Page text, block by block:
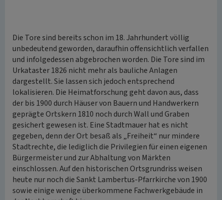
Die Tore sind bereits schon im 18. Jahrhundert völlig
unbedeutend geworden, daraufhin offensichtlich verfallen
und infolgedessen abgebrochen worden. Die Tore sind im
Urkataster 1826 nicht mehr als bauliche Anlagen
dargestellt. Sie lassen sich jedoch entsprechend
lokalisieren. Die Heimatforschung geht davon aus, dass
der bis 1900 durch Häuser von Bauern und Handwerkern
geprägte Ortskern 1810 noch durch Wall und Graben
gesichert gewesen ist. Eine Stadtmauer hat es nicht
gegeben, denn der Ort besaß als „Freiheit“ nur mindere
Stadtrechte, die lediglich die Privilegien für einen eigenen
Bürgermeister und zur Abhaltung von Märkten
einschlossen. Auf den historischen Ortsgrundriss weisen
heute nur noch die Sankt Lambertus-Pfarrkirche von 1900
sowie einige wenige überkommene Fachwerkgebäude in